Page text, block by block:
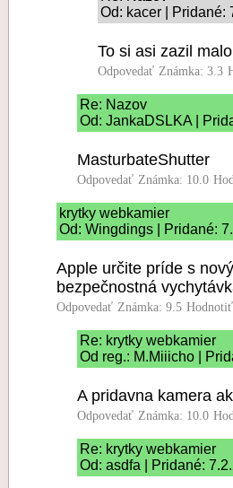
Od: kacer | Pridané:
To si asi zazil
Odpovedať Známka: 3.3
Re: Nazov
Od: JankaDSLKA |
MasturbateShutter
Odpovedať Známka: 10.0
krytky webkamier
Od: Wingdings | Pridané:
Apple určite príde s
bezpečnostná
Odpovedať Známka: 9.5
Re: krytky webkamier
Od reg.: M.Miiicho |
A pridavna kamera
Odpovedať Známka: 10.0
Re: krytky webkamier
Od: asdfa | Pridané: